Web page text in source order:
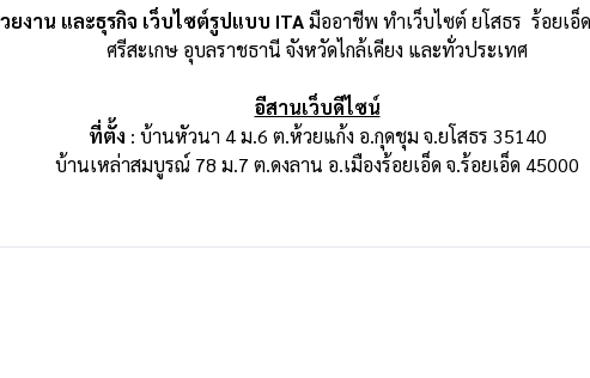
งาน และธุรกิจ เว็บไซต์รูปแบบ ITAมืออาชีพ ทำเว็บไซต์ ยโสธร ร้อยเ
ศรีสะเกษ อุบลราชธานี จังหวัดไกล้เคียง และทั่วประเทศ
อีสานเว็บดีไซน์
ที่ตั้ง : บ้านหัวนา 4 ม.6 ต.ห้วยแก้ง อ.กุดชุม จ.ยโสธร 35140
บ้านเหล่าสมบูรณ์ 78 ม.7 ต.ดงลาน อ.เมืองร้อยเอ็ด จ.ร้อยเอ็ด 45000